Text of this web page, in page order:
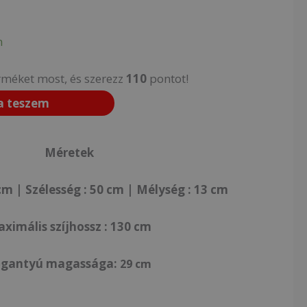
most, és szerezz 110 pontot!
teszem
Méretek
| Szélesség : 50 cm | Mélység : 13 cm
szíjhossz : 130 cm
magassága: 29 cm